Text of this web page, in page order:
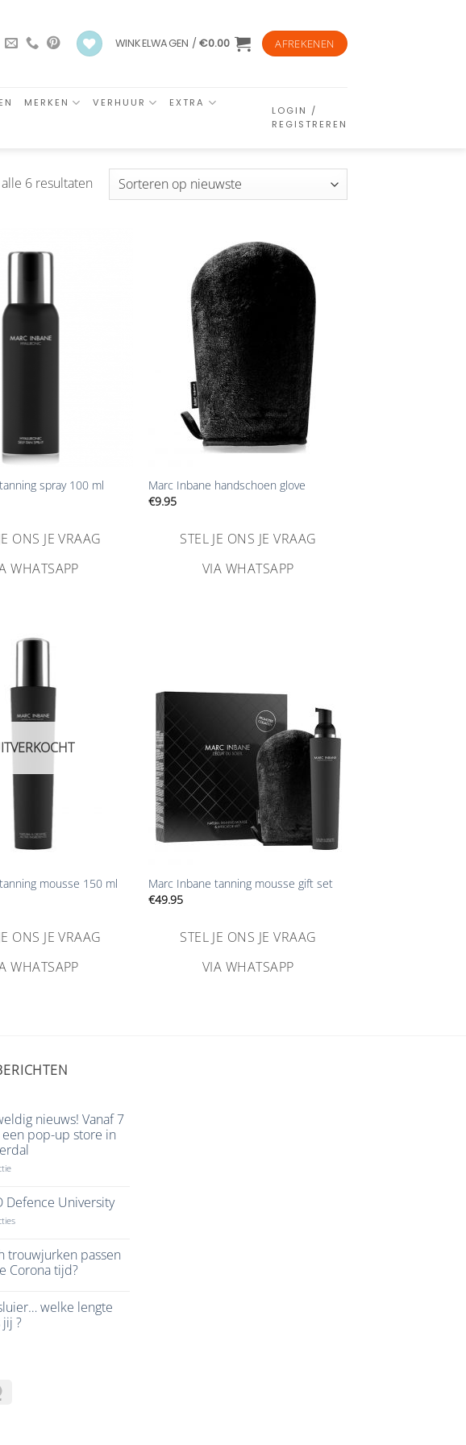
WINKELWAGEN /€0.00 AFREKENEN
MERKEN VERHUUR EXTRA
LOGIN /
REGISTREREN
6 resultatenGesorteerd
spray 100 ml
ONS JE VRAAG
WHATSAPP
Aan
verlanglijst
toevoegen
Marc Inbane handschoen glove
€9.95
STEL JE ONS JE VRAAG
VIA WHATSAPP
mousse 150 ml
ONS JE VRAAG
WHATSAPP
Marc Inbane tanning mousse gift set
€49.95
STEL JE ONS JE VRAAG
VIA WHATSAPP
nieuws! Vanaf 7
pop-up store in
op
Vanaf
7
mei
up
store
in
Defence University
op
University
trouwjurken passen
Corona tijd?
welke lengte
jij ?